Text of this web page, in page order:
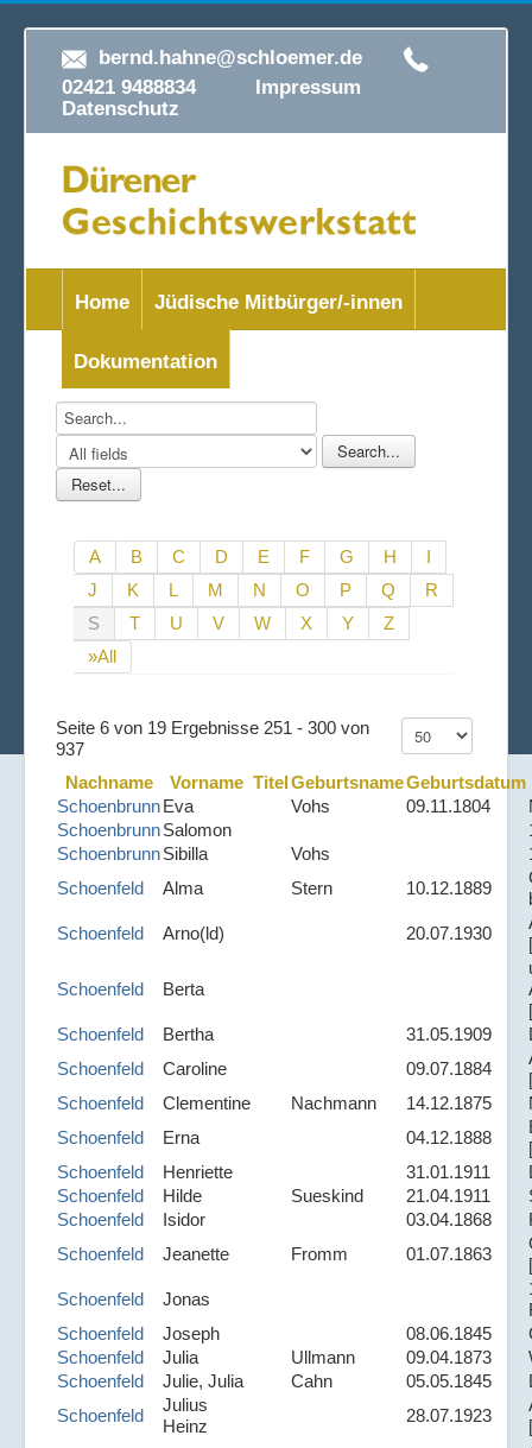
bernd.hahne@schloemer.de
02421 9488834 Impressum
Datenschutz
Home Jüdische Mitbürger/-innen
Dokumentation
A B C D E F G H
I
J
K L M N O P Q
R
S
T U V W X Y
Z
»All
Seite 6 von 19 Ergebnisse 251 - 300 von
937
Nachname
Vorname TitelGeburtsnameGeburtsdatum
SchoenbrunnEva Vohs 09.11.1804
SchoenbrunnSalomon
SchoenbrunnSibilla Vohs
Schoenfeld
Alma Stern 10.12.1889
Schoenfeld
Arno(ld) 20.07.1930
Schoenfeld Berta
Schoenfeld
Bertha 31.05.1909
Schoenfeld
Caroline 09.07.1884
Schoenfeld
Clementine Nachmann 14.12.1875
Schoenfeld
Erna 04.12.1888
Schoenfeld
Henriette 31.01.1911
Schoenfeld
Hilde Sueskind 21.04.1911
Schoenfeld
Isidor 03.04.1868
Schoenfeld
Jeanette Fromm 01.07.1863
Schoenfeld
Jonas
Schoenfeld
Joseph 08.06.1845
Schoenfeld
Julia Ullmann 09.04.1873
Schoenfeld
Julie, Julia Cahn 05.05.1845
Schoenfeld
Julius
Heinz
28.07.1923